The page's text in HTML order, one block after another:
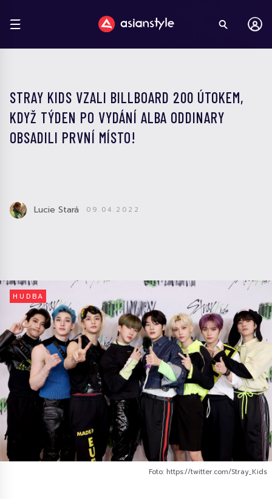
STRAY KIDS VZALI BILLBOARD 200 ÚTOKEM,
KDYŽ TÝDEN PO VYDÁNÍ ALBA ODDINARY
OBSADILI PRVNÍ MÍSTO!
Lucie Stará 09.04.2022
HUDBA
Foto: https://twitter.com/Stray_Kids